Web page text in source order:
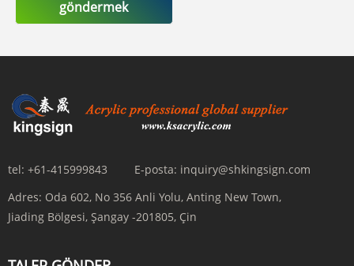
göndermek
tel: +61-415999843 E-posta: inquiry@shkingsign.com
Adres: Oda 602, No 356 Anli Yolu, Anting New Town,
Jiading Bölgesi, Şangay -201805, Çin